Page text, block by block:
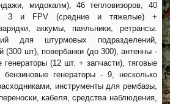
мидокалм), 46 тепловизоров, 40
3 и FPV (средние и тяжелые) +
аккумы, паяльники, ретрансы.
для штурмовых подразделений,
(300 шт), повербанки (до 300), антенны -
(12 шт. + запчасти), тяговые
генераторы - 9, несколько
инструменты для рембазы,
кабеля, средства наблюдения,